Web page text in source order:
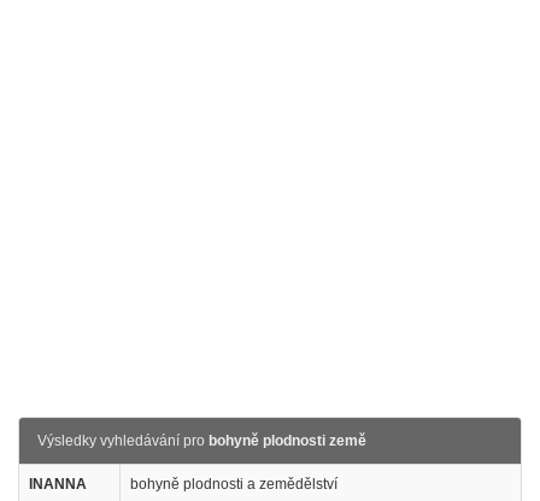
Výsledky vyhledávání pro bohyně plodnosti země
INANNA bohyně plodnosti a zemědělství